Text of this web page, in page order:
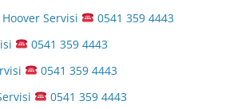
Servisi
0541 359 4443
0541 359 4443
0541 359 4443
0541 359 4443